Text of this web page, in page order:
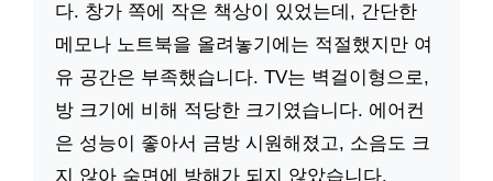
다. 창가 쪽에 작은 책상이 있었는데, 간단한
메모나 노트북을 올려놓기에는 적절했지만 여
유 공간은 부족했습니다. TV는 벽걸이형으로,
방 크기에 비해 적당한 크기였습니다. 에어컨
은 성능이 좋아서 금방 시원해졌고, 소음도 크
지 않아 숙면에 방해가 되지 않았습니다.